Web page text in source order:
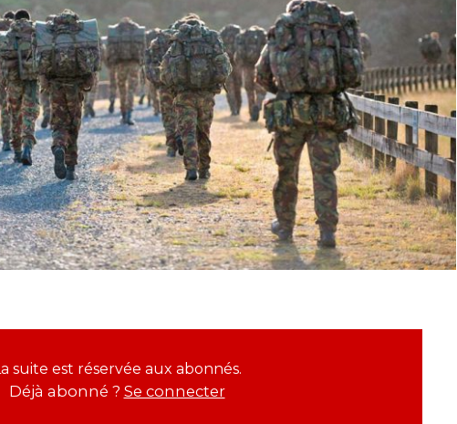
La suite est réservée aux abonnés.
Déjà abonné ? Se connecter